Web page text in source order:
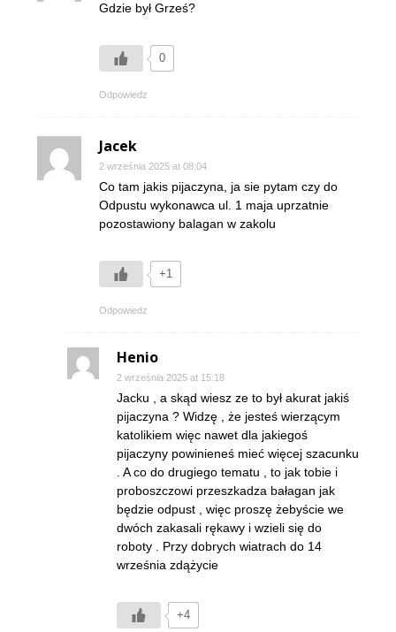
Gdzie był Grześ?
0
Odpowiedz
Jacek
2 września 2025 at 08:04
Co tam jakis pijaczyna, ja sie pytam czy do
Odpustu wykonawca ul. 1 maja uprzatnie
pozostawiony balagan w zakolu
+1
Odpowiedz
Henio
2 września 2025 at 15:18
Jacku , a skąd wiesz ze to był akurat jakiś
pijaczyna ? Widzę , że jesteś wierzącym
katolikiem więc nawet dla jakiegoś
pijaczyny powinieneś mieć więcej szacunku
. A co do drugiego tematu , to jak tobie i
proboszczowi przeszkadza bałagan jak
będzie odpust , więc proszę żebyście we
dwóch zakasali rękawy i wzieli się do
roboty . Przy dobrych wiatrach do 14
września zdążycie
+4